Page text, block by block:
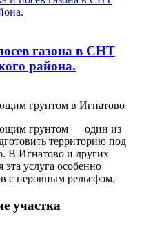
газона в СНТ
района.
грунтом в Игнатово
грунтом — один из
территорию под
В Игнатово и других
услуга особенно
с неровным рельефом.
участка